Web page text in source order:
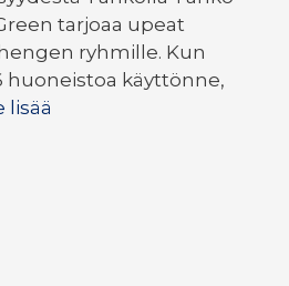
tarjoaa upeat
ryhmille. Kun
huoneistoa käyttönne,
lisää